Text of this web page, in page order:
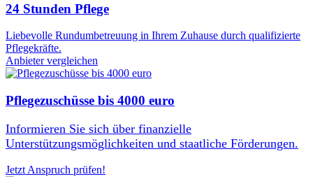
24 Stunden Pflege
Liebevolle Rundumbetreuung in Ihrem Zuhause durch qualifizierte
Pflegekräfte.
Anbieter vergleichen
Pflegezuschüsse bis 4000 euro
Informieren Sie sich über finanzielle
Unterstützungsmöglichkeiten und staatliche Förderungen.
Jetzt Anspruch prüfen!